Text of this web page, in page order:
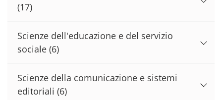
(17)
Scienze dell'educazione e del servizio
sociale (6)
Scienze della comunicazione e sistemi
editoriali (6)